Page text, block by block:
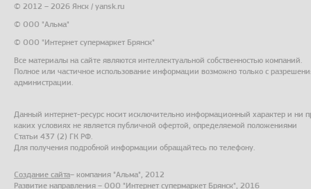
© 2012 – 2026 Янск / yansk.ru
© ООО "Альма"
© ООО "Интернет супермаркет Брянск"
Все материалы на сайте являются интеллектуальной собственностью компаний.
Полное или частичное использование информации возможно только с
администрации.
Данный интернет-ресурс носит исключительно информационный характер и ни
каких условиях не является публичной офертой, определяемой положениями
Статьи 437 (2) ГК РФ.
Для получения подробной информации обращайтесь по телефону.
Создание сайта– компания "Альма", 2012
Развитие направления – ООО "Интернет супермаркет Брянск", 2016